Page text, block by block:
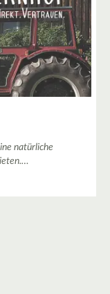
natürliche